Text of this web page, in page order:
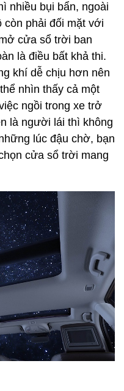
nhiều bụi bẩn, ngoài
còn phải đối mặt với
cửa sổ trời ban
là điều bất khả thi.
khí dễ chịu hơn nên
nhìn thấy cả một
ngồi trong xe trở
là người lái thì không
lúc đậu chờ, bạn
cửa sổ trời mang